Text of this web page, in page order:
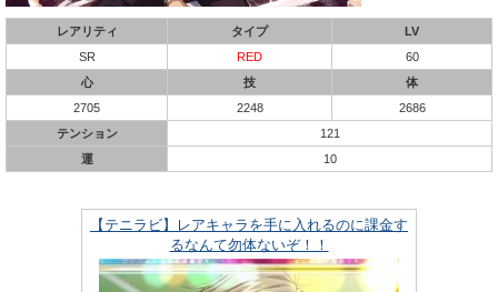
レアリティ タイプ
LV
SR
RED
60
心
技
体
2705
2248
2686
テンション
121
運
10
【テニラビ】レアキャラを手に入れるのに課金す
るなんて勿体ないぞ！！